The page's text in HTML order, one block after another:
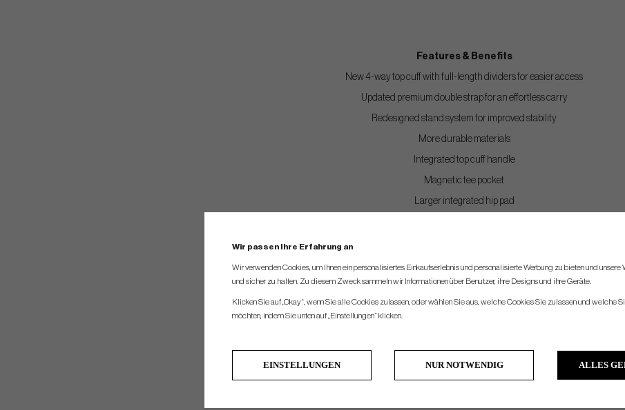
Features & Benefits
New 4-way top cuff with full-length dividers for easier access
Updated premium double strap for an effortless carry
Redesigned stand system for improved stability
More durable materials
Integrated top cuff handle
Magnetic tee pocket
Larger integrated hip pad
External water bottle pocket
Velcro glove landing patch
Wir passen Ihre Erfahrung an
Wir verwenden Cookies, um Ihnen ein personalisiertes Einkaufserlebnis und personalisierte Werbung zu bieten und unsere
und sicher zu halten. Zu diesem Zweck sammeln wir Informationen über Benutzer, ihre Designs und ihre Geräte.
Klicken Sie auf „Okay“, wenn Sie alle Cookies zulassen, oder wählen Sie aus, welche Cookies Sie zulassen und welche
möchten, indem Sie unten auf „Einstellungen“ klicken.
EINSTELLUNGEN NUR NOTWENDIG ALLES